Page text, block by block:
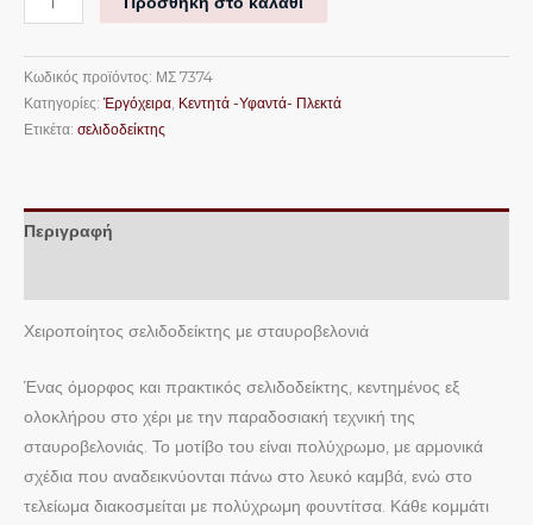
Κωδικός προϊόντος: ΜΣ 7374
Κατηγορίες: Ἐργόχειρα, Κεντητά -Υφαντά- Πλεκτά
Ετικέτα: σελιδοδείκτης
Περιγραφή
Χειροποίητος σελιδοδείκτης με σταυροβελονιά
Ένας όμορφος και πρακτικός σελιδοδείκτης, κεντημένος εξ
ολοκλήρου στο χέρι με την παραδοσιακή τεχνική της
σταυροβελονιάς. Το μοτίβο του είναι πολύχρωμο, με αρμονικά
σχέδια που αναδεικνύονται πάνω στο λευκό καμβά, ενώ στο
τελείωμα διακοσμείται με πολύχρωμη φουντίτσα. Κάθε κομμάτι